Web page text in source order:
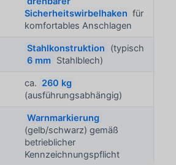
Sicherheitswirbelhaken für
komfortables Anschlagen
Stahlkonstruktion
(typisch
6 mm
Stahlblech)
ca. 260 kg
(ausführungsabhängig)
Warnmarkierung
(gelb/schwarz) gemäß
betrieblicher
Kennzeichnungspflicht